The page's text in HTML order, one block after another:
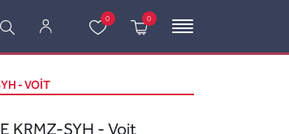
0 0
- VOIT
KRMZ-SYH - Voit